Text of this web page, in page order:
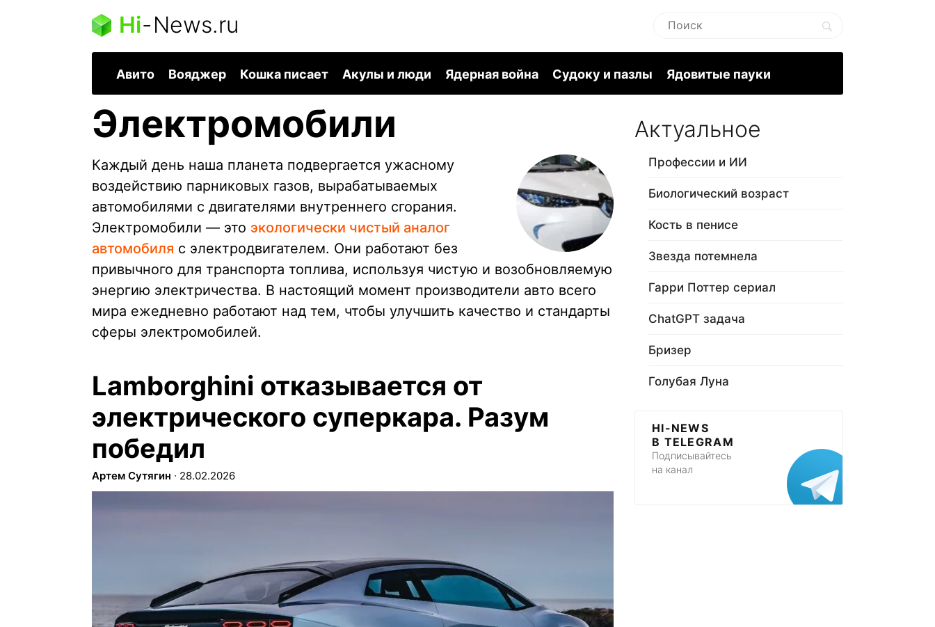
Hi-News.ru
Авито Вояджер Кошка писает Акулы и люди Ядерная война Судоку и пазлы Ядовитые пауки
Электромобили
Каждый день наша планета подвергается ужасному
воздействию парниковых газов, вырабатываемых
автомобилями с двигателями внутреннего сгорания.
Электромобили — это экологически чистый аналог
автомобиля с электродвигателем. Они работают без
привычного для транспорта топлива, используя чистую и возобновляемую
энергию электричества. В настоящий момент производители авто всего
мира ежедневно работают над тем, чтобы улучшить качество и стандарты
сферы электромобилей.
Lamborghini отказывается от
электрического суперкара. Разум
победил
Артем Сутягин ∙ 28.02.2026
Актуальное
Профессии и ИИ
Биологический возраст
Кость в пенисе
Звезда потемнела
Гарри Поттер сериал
ChatGPT задача
Бризер
Голубая Луна
HI-NEWS
В TELEGRAM
Подписывайтесь
на канал